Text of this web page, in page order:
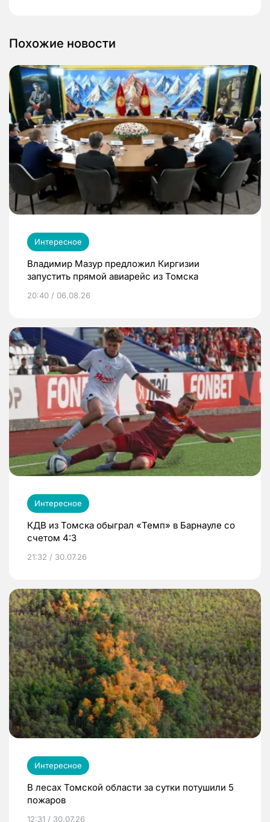
Похожие новости
Интересное
Владимир Мазур предложил Киргизии
запустить прямой авиарейс из Томска
20:40 / 06.08.26
Интересное
КДВ из Томска обыграл «Темп» в Барнауле со
счетом 4:3
21:32 / 30.07.26
Интересное
В лесах Томской области за сутки потушили 5
пожаров
12:31 / 30.07.26